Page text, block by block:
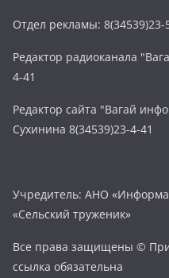
Отдел рекламы: 8(34539)23-
Редактор радиоканала
4-41
Редактор сайта "Вагай
Сухинина 8(34539)23-4-41
Учредитель: АНО
«Сельский труженик»
Все права защищены ©
ссылка обязательна